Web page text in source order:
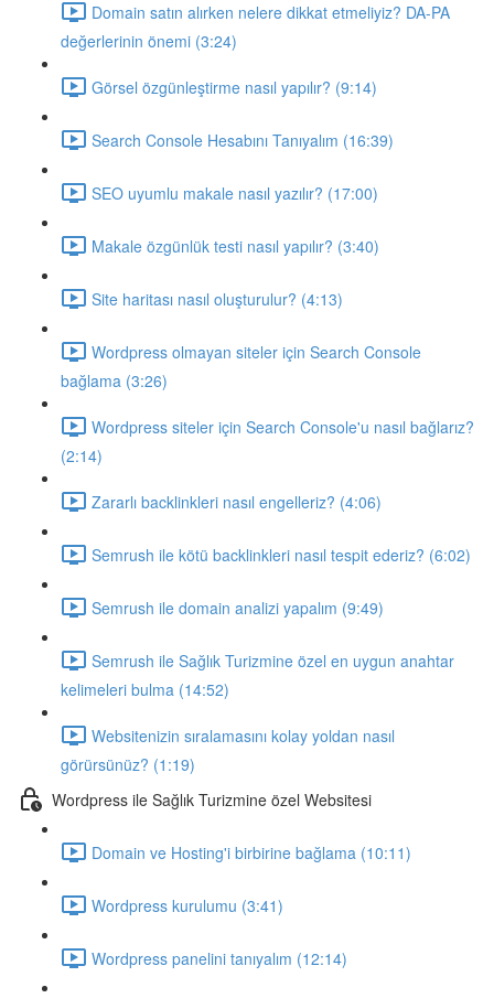
Domain satın alırken nelere dikkat etmeliyiz? DA-PA
değerlerinin önemi (3:24)
Görsel özgünleştirme nasıl yapılır? (9:14)
Search Console Hesabını Tanıyalım (16:39)
SEO uyumlu makale nasıl yazılır? (17:00)
Makale özgünlük testi nasıl yapılır? (3:40)
Site haritası nasıl oluşturulur? (4:13)
Wordpress olmayan siteler için Search Console
bağlama (3:26)
Wordpress siteler için Search Console'u nasıl bağlarız?
(2:14)
Zararlı backlinkleri nasıl engelleriz? (4:06)
Semrush ile kötü backlinkleri nasıl tespit ederiz? (6:02)
Semrush ile domain analizi yapalım (9:49)
Semrush ile Sağlık Turizmine özel en uygun anahtar
kelimeleri bulma (14:52)
Websitenizin sıralamasını kolay yoldan nasıl
görürsünüz? (1:19)
Wordpress ile Sağlık Turizmine özel Websitesi
Domain ve Hosting'i birbirine bağlama (10:11)
Wordpress kurulumu (3:41)
Wordpress panelini tanıyalım (12:14)